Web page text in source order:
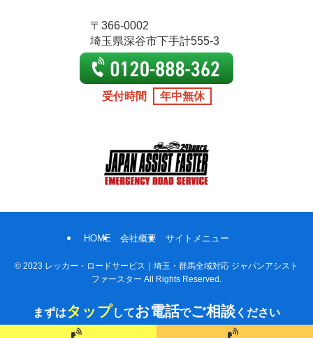
〒366-0002
埼玉県深谷市下手計555-3
受付時間 年中無休
HOME 会社概要 サイトメニュー
© 2023 レッカー・ロードサービス｜埼玉・群馬全域対応 ジャパンアシスト
ファースター All Rights Reserved.
まずはタップしてお電話でご相談 ください